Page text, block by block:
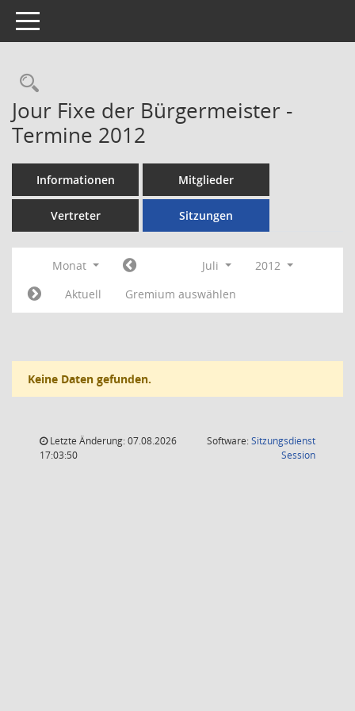
Toggle navigation
Rechercheauswahl
Jour Fixe der Bürgermeister -
Termine 2012
Informationen Mitglieder
Vertreter Sitzungen
Monat Juli
2012
Aktuell
Gremium auswählen
Keine Daten gefunden.
Letzte Änderung: 07.08.2026
17:03:50
Software:Sitzungsdienst
Session(Wird in